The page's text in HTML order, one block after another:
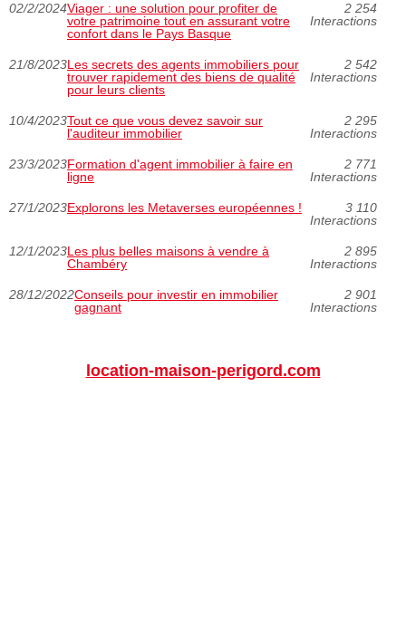
02/2/2024Viager : une solution pour profiter de
votre patrimoine tout en assurant votre
confort dans le Pays Basque
2 254
Interactions
21/8/2023Les secrets des agents immobiliers pour
trouver rapidement des biens de qualité
pour leurs clients
2 542
Interactions
10/4/2023Tout ce que vous devez savoir sur
l'auditeur immobilier
2 295
Interactions
23/3/2023Formation d'agent immobilier à faire en
ligne
2 771
Interactions
27/1/2023Explorons les Metaverses européennes !
3 110
Interactions
12/1/2023Les plus belles maisons à vendre à
Chambéry
2 895
Interactions
28/12/2022Conseils pour investir en immobilier
gagnant
2 901
Interactions
location-maison-perigord.com